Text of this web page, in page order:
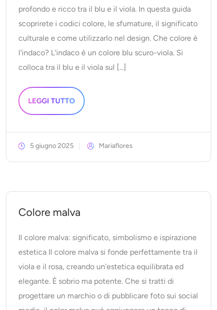
Ricolorazione AI
Generatore di immagini con stile AI
Cambio acconciatura
Cambio vestiti
Bambino AI
Creatore di foto per passaporti
Strumenti video
profondo e ricco tra il blu e il viola. In questa guida
scoprirete i codici colore, le sfumature, il significato
culturale e come utilizzarlo nel design. Che colore è
l'indaco? L'indaco è un colore blu scuro-viola. Si
colloca tra il blu e il viola sul [...]
LEGGI TUTTO
5 giugno 2025 Mariaflores
Colore malva
Il colore malva: significato, simbolismo e ispirazione
estetica Il colore malva si fonde perfettamente tra il
viola e il rosa, creando un'estetica equilibrata ed
elegante. È sobrio ma potente. Che si tratti di
progettare un marchio o di pubblicare foto sui social